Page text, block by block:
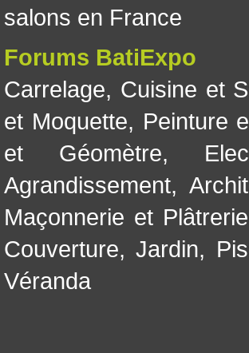
salons en France
Forums BatiExpo
Carrelage, Cuisine et
et Moquette, Peinture
et Géomètre,
Agrandissement,
Maçonnerie et Plâtrerie
Couverture,Jardin,
Véranda